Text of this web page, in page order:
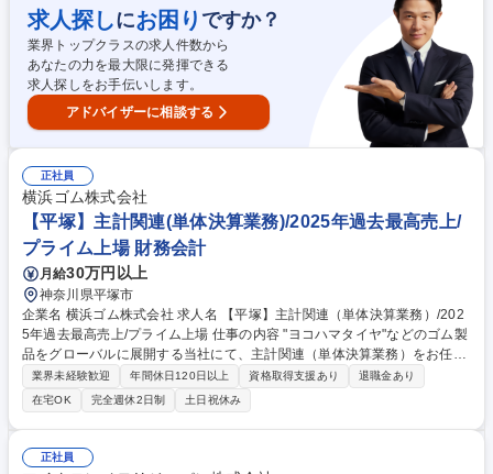
高まり続ける安定市場。自社製品を長く安全に使い続けてもらうための提
案であり、社会貢献度を強く実感できます。また、一気通貫の体制のため
他部門にすぐ相談できる環境があり、営業として高い安心感を持って取り
組めます。 募集職種 【白金高輪|エレベータのリニューアル提案営業(法人
向け)】駅近1分/賞与6.1ヶ月
求人探しにお困り ですか？
業界トップクラスの求人件数から
あなたの力を最大限に発揮できる
求人探しをお手伝いします。
アドバイザーに相談する
正社員
横浜ゴム株式会社
【平塚】主計関連(単体決算業務)/2025年過去最高売上/
プライム上場 財務会計
月給30万円以上
神奈川県平塚市
企業名 横浜ゴム株式会社 求人名 【平塚】主計関連（単体決算業務）/202
5年過去最高売上/プライム上場 仕事の内容 "ヨコハマタイヤ"などのゴム製
品をグローバルに展開する当社にて、主計関連（単体決算業務）をお任せ
します。売上1兆円規模でグローバルに展開していく中での経理人材強化
のため、積極的に採用を進めております。 本社機能と生産部門が同じ場所
にあり、主計業務と製造原価業務が経験できます。【詳細】■決算全般の
主計業務（財務諸表作成及び分析） ■各種開示書類の作成および精度向上
（四半期報告書、有価証券報告書など） ■単体決算分析、改善業務、監査
業界未経験歓迎 年間休日120日以上 資格取得支援あり
退職金あり
在宅OK
完全週休2日制 土日祝休み
正社員